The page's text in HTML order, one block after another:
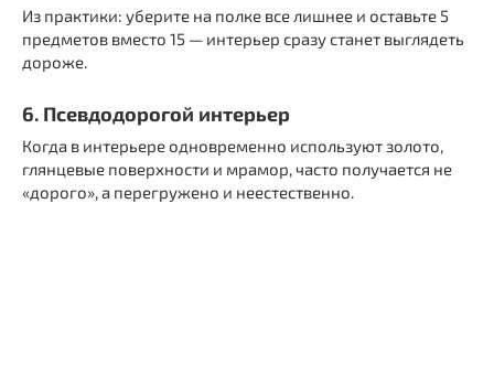
Из практики: уберите на полке все лишнее и оставьте 5
предметов вместо 15 — интерьер сразу станет выглядеть
дороже.
6. Псевдодорогой интерьер
Когда в интерьере одновременно используют золото,
глянцевые поверхности и мрамор, часто получается не
«дорого», а перегружено и неестественно.